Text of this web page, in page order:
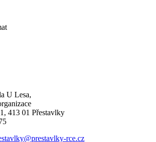
U Lesa,
413 01 Přestavlky
rce.cz